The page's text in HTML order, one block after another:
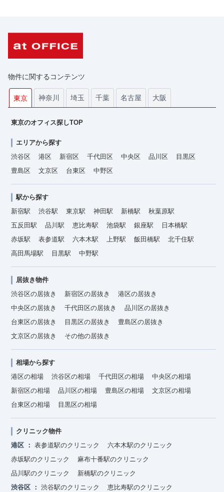
物件に関するコンテンツ
東京 神奈川 埼玉 千葉 名古屋 大阪
東京のオフィス探しTOP
エリアから探す
渋谷区
港区 新宿区 千代田区 中央区 品川区
目黒区
豊島区
文京区 台東区 中野区
駅から探す
新宿駅
渋谷駅 東京駅 神田駅 新橋駅
秋葉原駅
五反田駅
品川駅 恵比寿駅 池袋駅 銀座駅
日本橋駅
赤坂駅
表参道駅 六本木駅 上野駅 飯田橋駅
北千住駅
高田馬場駅
目黒駅 中野駅
居抜き物件
渋谷区の居抜き
新宿区の居抜き
港区の居抜き
中央区の居抜き
千代田区の居抜き
品川区の居抜き
台東区の居抜き
目黒区の居抜き
豊島区の居抜き
文京区の居抜き
その他の居抜き
相場から探す
港区の相場
渋谷区の相場 千代田区の相場
中央区の相場
新宿区の相場
品川区の相場 豊島区の相場
文京区の相場
台東区の相場
目黒区の相場
クリニック物件
港区
表参道駅のクリニック
六本木駅のクリニック
赤坂駅のクリニック
麻布十番駅のクリニック
品川駅のクリニック
新橋駅のクリニック
渋谷区
渋谷駅のクリニック
恵比寿駅のクリニック